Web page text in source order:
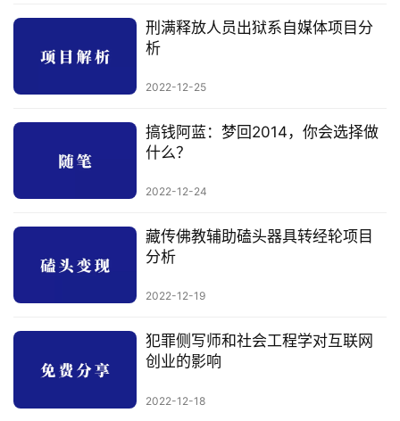
眼
案
指
运
登录
刑满释放人员出狱系自媒体项目分
析
2022-12-25
搞钱阿蓝：梦回2014，你会选择做
什么？
2022-12-24
藏传佛教辅助磕头器具转经轮项目
分析
2022-12-19
犯罪侧写师和社会工程学对互联网
创业的影响
2022-12-18